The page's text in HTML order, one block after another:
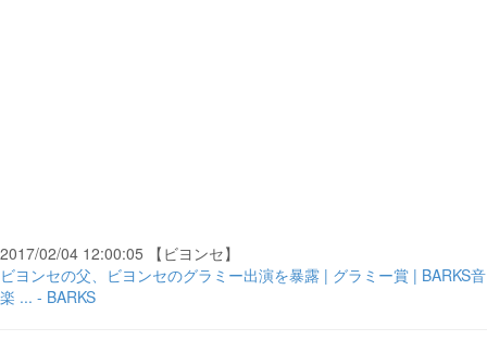
2017/02/04 12:00:05 【ビヨンセ】
ビヨンセの父、ビヨンセのグラミー出演を暴露 | グラミー賞 | BARKS音
楽 ... - BARKS